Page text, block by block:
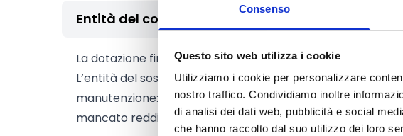
Consenso
Questo sito web utilizza i cookie
Utilizziamo i cookie per personalizzare
nostro traffico. Condividiamo inoltre
di analisi dei dati web, pubblicità e social
che hanno raccolto dal suo utilizzo dei loro
Entità del contributo
La dotazione finanziaria complessiva del bando è pari a
L’entità del sostegno totale è pari a2.500 euro/ha/anno,
manutenzione:
1.500 euro/ha /anno
mancato reddito:1.000 euro/ha /anno